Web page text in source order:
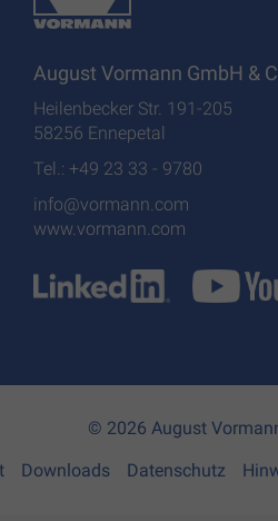
August Vormann GmbH &
Heilenbecker Str. 191-205
58256 Ennepetal
Tel.: +49 23 33 - 9780
info@vormann.com
www.vormann.com
© 2026 August
Downloads Datenschutz